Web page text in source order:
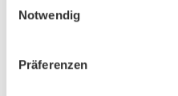
Notwendig
Präferenzen